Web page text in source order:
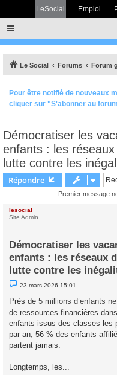
LeSocial Emploi
Le Social Forums Forum
Pour être notifié de nouveaux
cliquer sur "S'abonner au
Démocratiser les
enfants : les
lutte contre les
Répondre
Premier message
lesocial
Site Admin
Démocratiser les
enfants : les réseaux
lutte contre les
M
e
s
s
a
e
n
n
23 mars 2026 15:01
Près de 5 millions d’enfants
de ressources financières
enfants issus des classes les
par an, 56 % des enfants
partent jamais.
Longtemps, les...